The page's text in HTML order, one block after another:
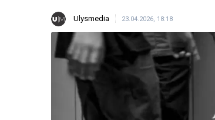
Ulysmedia 23.04.2026, 18:18